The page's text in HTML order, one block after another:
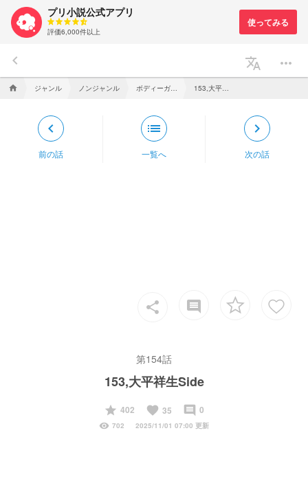
プリ小説公式アプリ
評価6,000件以上
keyboard_arrow_left translate more_horiz
home ジャンル ノンジャンル
keyboard_arrow_left
前の話
list
一覧へ
keyboard_arrow_right
次の話
share insert_comment
第154話
153,大平祥生Side
start
402 favorite 35 insert_comment 0
visibility 702 2025/11/01 07:00 更新